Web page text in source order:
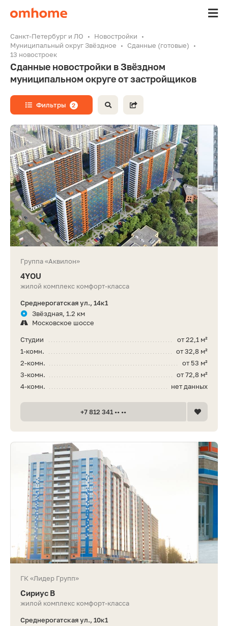
Санкт-Петербург и ЛО
Новостройки
Муниципальный округ Звёздное
Сданные (готовые)
13 новостроек
Сданные новостройки в Звёздном
муниципальном округе от застройщиков
Фильтры 2
Группа «Аквилон»
4YOU
жилой комплекс комфорт-класса
Среднерогатская ул., 14к1
Звёздная, 1.2 км
Московское шоссе
от 22,1 м²
Студии
от 32,8 м²
1-комн.
от 53 м²
2-комн.
от 72,8 м²
3-комн.
нет данных
4-комн.
+7 812 341 •• ••
ГК «Лидер Групп»
Сириус В
жилой комплекс комфорт-класса
Среднерогатская ул., 10к1